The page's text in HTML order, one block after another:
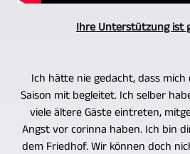
Ihre Unterstützung ist
Ich hätte nie gedacht, dass
Saison mit begleitet. Ich selber
viele ältere Gäste eintreten,
Angst vor corinna haben. Ich bin
dem Friedhof. Wir können doch